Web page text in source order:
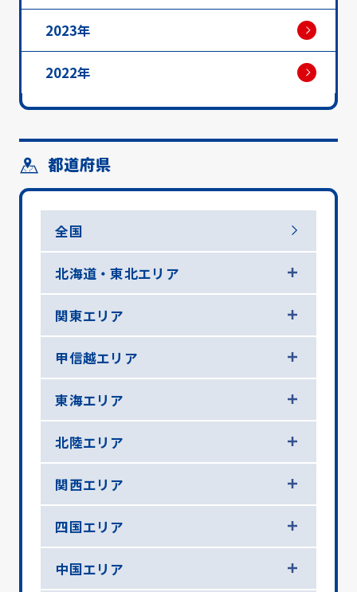
2023年
2022年
都道府県
全国
北海道・東北エリア
関東エリア
甲信越エリア
東海エリア
北陸エリア
関西エリア
四国エリア
中国エリア